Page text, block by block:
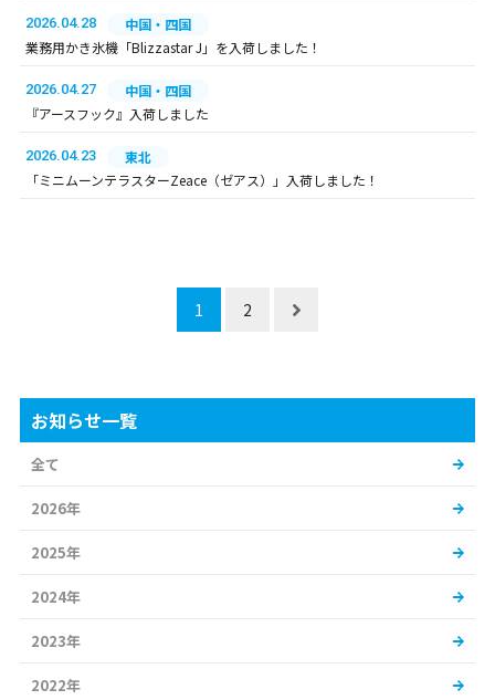
2026.04.28
中国・四国
業務用かき氷機「Blizzastar J」を入荷しました！
2026.04.27
中国・四国
『アースフック』入荷しました
2026.04.23
東北
「ミニムーンテラスターZeace（ゼアス）」入荷しました！
1 2
お知らせ一覧
全て
2026年
2025年
2024年
2023年
2022年